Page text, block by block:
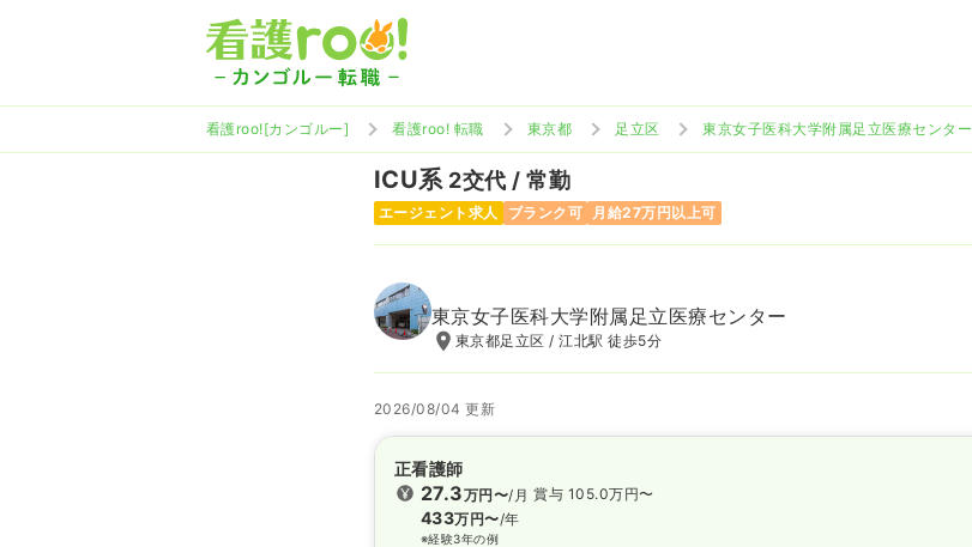
看護roo![カンゴルー] 看護roo! 転職 東京都 足立区 東京女子医科大学附属足立医療センター
ICU系 2交代 / 常勤
エージェント求人 ブランク可 月給27万円以上可
東京女子医科大学附属足立医療センター
東京都足立区 / 江北駅 徒歩5分
2026/08/04 更新
正看護師
27.3万円〜/月
433万円〜/年
※経験3年の例
賞与 105.0万円〜